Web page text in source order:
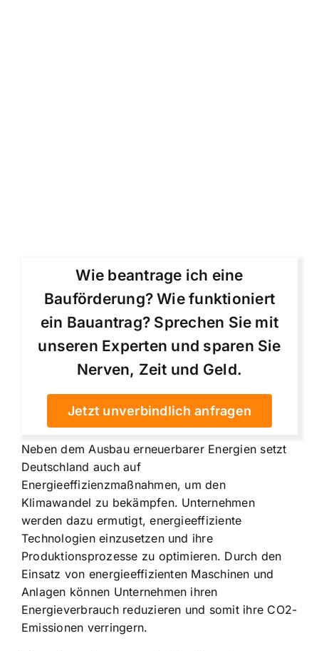
Wie beantrage ich eine
Bauförderung? Wie funktioniert
ein Bauantrag? Sprechen Sie mit
unseren Experten und sparen Sie
Nerven, Zeit und Geld.
Jetzt unverbindlich anfragen
Neben dem Ausbau erneuerbarer Energien setzt
Deutschland auch auf
Energieeffizienzmaßnahmen, um den
Klimawandel zu bekämpfen. Unternehmen
werden dazu ermutigt, energieeffiziente
Technologien einzusetzen und ihre
Produktionsprozesse zu optimieren. Durch den
Einsatz von energieeffizienten Maschinen und
Anlagen können Unternehmen ihren
Energieverbrauch reduzieren und somit ihre CO2-
Emissionen verringern.